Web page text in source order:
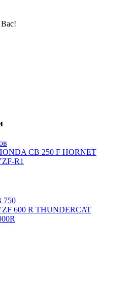
CB 250 F HORNET
R1
750
600 R THUNDERCAT